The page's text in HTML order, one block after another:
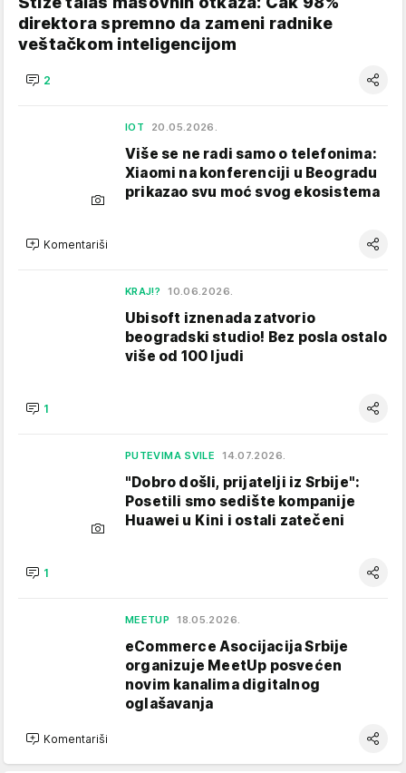
direktora spremno da zameni radnike
veštačkom inteligencijom
2
IOT 20.05.2026.
Više se ne radi samo o telefonima:
Xiaomi na konferenciji u Beogradu
prikazao svu moć svog ekosistema
Komentariši
KRAJ!? 10.06.2026.
Ubisoft iznenada zatvorio
beogradski studio! Bez posla ostalo
više od 100 ljudi
1
PUTEVIMA SVILE 14.07.2026.
"Dobro došli, prijatelji iz Srbije":
Posetili smo sedište kompanije
Huawei u Kini i ostali zatečeni
1
MEETUP 18.05.2026.
eCommerce Asocijacija Srbije
organizuje MeetUp posvećen
novim kanalima digitalnog
oglašavanja
Komentariši